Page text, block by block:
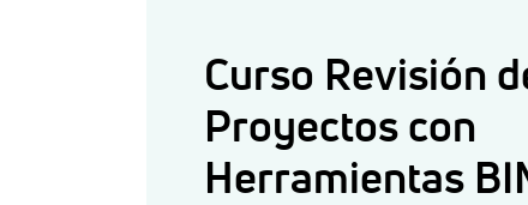
Curso Revisión
Proyectos con
Herramientas